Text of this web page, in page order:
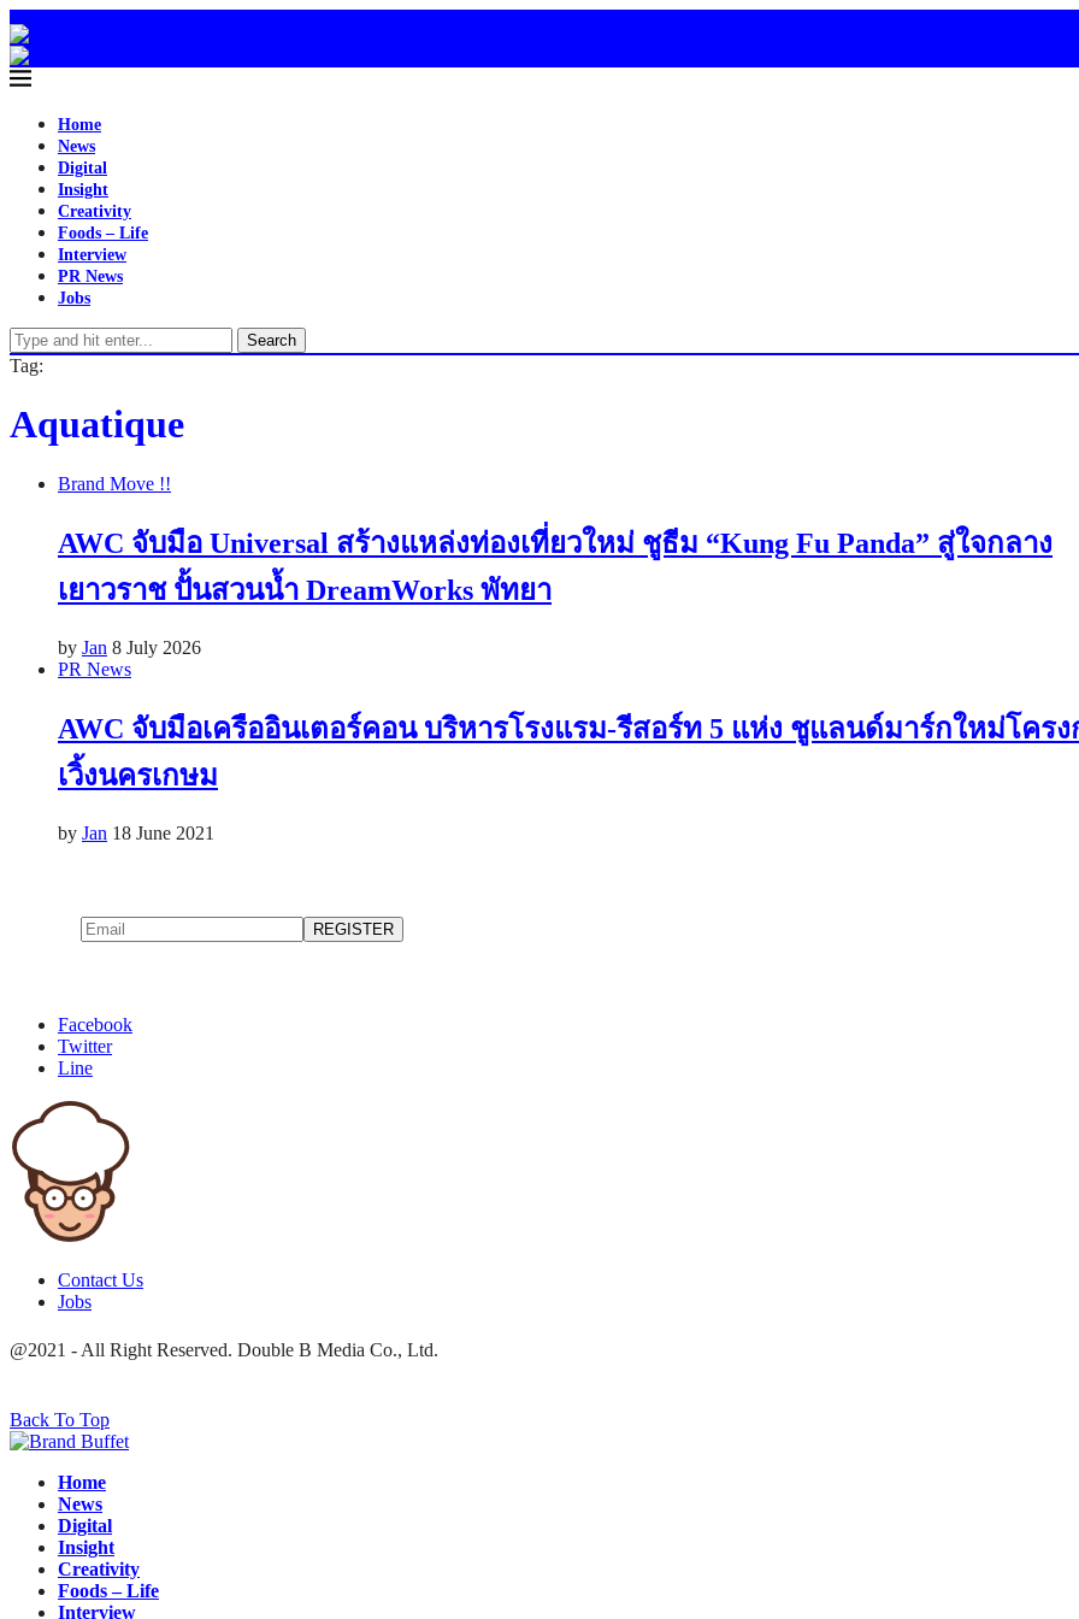
Home
News
Digital
Insight
Creativity
Foods – Life
Interview
PR News
Jobs
Search
Tag:
Aquatique
Brand Move !!
AWC จับมือ Universal สร้างแหล่งท่องเที่ยวใหม่ ชูธีม “Kung Fu Panda” สู่ใจกลาง
เยาวราช ปั้นสวนน้ำ DreamWorks พัทยา
by Jan 8 July 2026
PR News
AWC จับมือเครืออินเตอร์คอน บริหารโรงแรม-รีสอร์ท 5 แห่ง ชูแลนด์มาร์กใหม่โครง
เวิ้งนครเกษม
by Jan 18 June 2021
Facebook
Twitter
Line
Contact Us
Jobs
@2021 - All Right Reserved. Double B Media Co., Ltd.
Back To Top
Home
News
Digital
Insight
Creativity
Foods – Life
Interview